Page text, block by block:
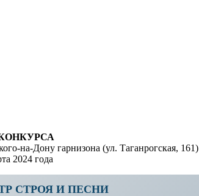
на-Дону гарнизона (ул. Таганрогская, 161)
2024 года
СТРОЯ И ПЕСНИ